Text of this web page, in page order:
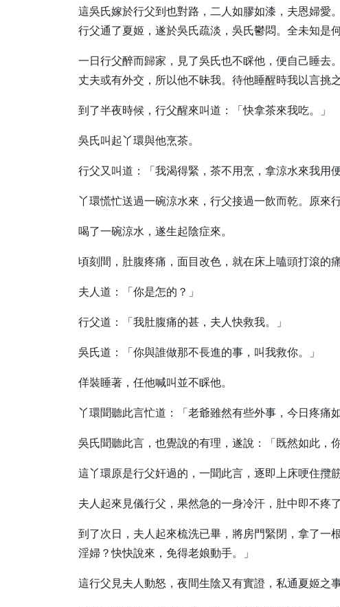
這吳氏嫁於行父到也對路，二人如膠如漆，夫恩婦愛
行父通了夏姬，遂於吳氏疏淡，吳氏鬱悶。全未知是何
一日行父醉而歸家，見了吳氏也不睬他，便自己睡去
丈夫或有外交，所以他不昧我。待他睡醒時我以言挑
到了半夜時候，行父醒來叫道：「快拿茶來我吃。」
吳氏叫起丫環與他烹茶。
行父又叫道：「我渴得緊，茶不用烹，拿涼水來我用便
丫環慌忙送過一碗涼水來，行父接過一飲而乾。原來
喝了一碗涼水，遂生起陰症來。
頃刻間，肚腹疼痛，面目改色，就在床上嗑頭打滾的痛
夫人道：「你是怎的？」
行父道：「我肚腹痛的甚，夫人快救我。」
吳氏道：「你與誰做那不長進的事，叫我救你。」
佯裝睡著，任他喊叫並不睬他。
丫環聞聽此言忙道：「老爺雖然有些外事，今日疼痛
吳氏聞聽此言，也覺說的有理，遂說：「既然如此，
這丫環原是行父奸過的，一聞此言，逐即上床哽住攬筋
夫人起來見儀行父，果然急的一身冷汗，肚中即不疼
到了次日，夫人起來梳洗已畢，將房門緊閉，拿了一
淫婦？快快說來，免得老娘動手。」
這行父見夫人動怒，夜間生陰又有實證，私通夏姬之